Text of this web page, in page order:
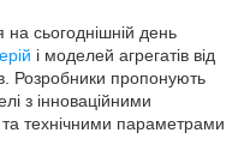
на сьогоднішній день
і моделей агрегатів від
Розробники пропонують
з інноваційними
технічними параметрами